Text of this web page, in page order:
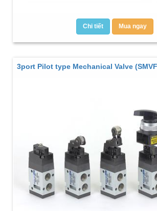
Chi tiết Mua ngay
3port Pilot type Mechanical Valve